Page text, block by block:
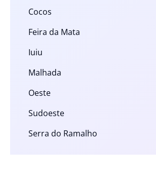
Cocos
Feira da Mata
Iuiu
Malhada
Oeste
Sudoeste
Serra do Ramalho